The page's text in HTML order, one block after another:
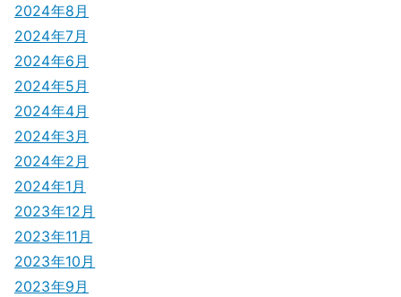
2024年8月
2024年7月
2024年6月
2024年5月
2024年4月
2024年3月
2024年2月
2024年1月
2023年12月
2023年11月
2023年10月
2023年9月